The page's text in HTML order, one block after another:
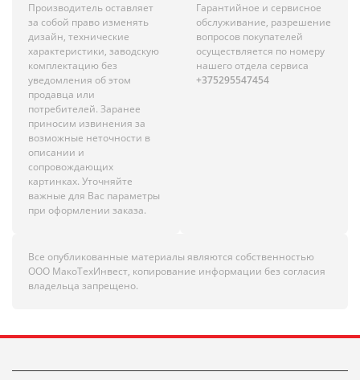
Производитель оставляет
за собой право изменять
дизайн, технические
характеристики, заводскую
комплектацию без
уведомления об этом
продавца или
потребителей. Заранее
приносим извинения за
возможные неточности в
описании и
сопровождающих
картинках. Уточняйте
важные для Вас параметры
при оформлении заказа.
Гарантийное и сервисное
обслуживание, разрешение
вопросов покупателей
осуществляется по номеру
нашего отдела сервиса
+375295547454
Все опубликованные материалы являются собственностью
ООО МакоТехИнвест, копирование информации без согласия
владельца запрещено.